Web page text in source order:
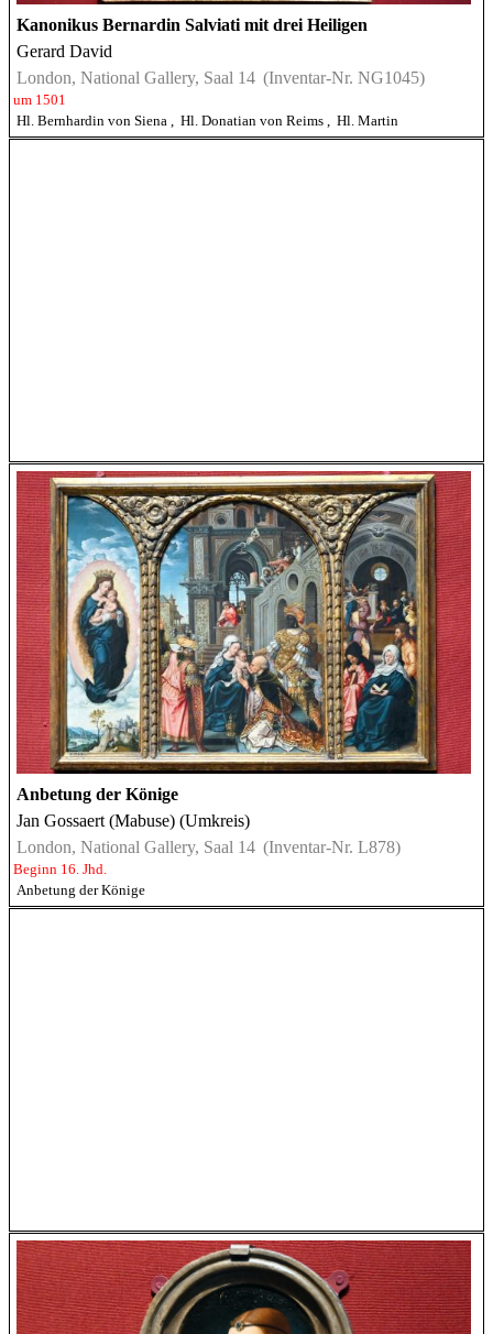
Kanonikus Bernardin Salviati mit drei Heiligen
Gerard David
London, National Gallery, Saal 14 (Inventar-Nr. NG1045)
um 1501
Hl. Bernhardin von Siena
Hl. Donatian von Reims Hl. Martin
Anbetung der Könige
Jan Gossaert (Mabuse) (Umkreis)
London, National Gallery, Saal 14 (Inventar-Nr. L878)
Beginn 16. Jhd.
Anbetung der Könige